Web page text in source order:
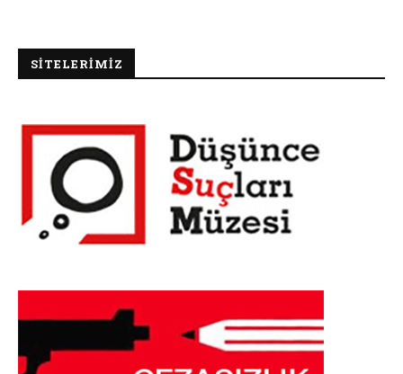
SİTELERİMİZ